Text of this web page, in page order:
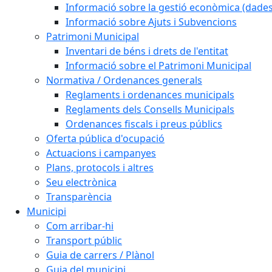
Informació sobre la gestió econòmica
Informació sobre Ajuts i Subvencions
Patrimoni Municipal
Inventari de béns i drets de l'entitat
Informació sobre el Patrimoni Municipal
Normativa / Ordenances generals
Reglaments i ordenances municipals
Reglaments dels Consells Municipals
Ordenances fiscals i preus públics
Oferta pública d'ocupació
Actuacions i campanyes
Plans, protocols i altres
Seu electrònica
Transparència
Municipi
Com arribar-hi
Transport públic
Guia de carrers / Plànol